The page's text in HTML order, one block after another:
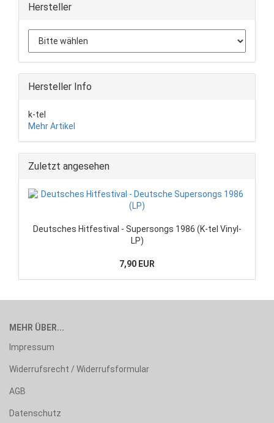
Hersteller
Hersteller Info
k-tel
Mehr Artikel
Zuletzt angesehen
Deutsches Hitfestival - Supersongs 1986 (K-tel Vinyl-
LP)
7,90 EUR
MEHR ÜBER...
Impressum
Widerrufsrecht / Widerrufsformular
AGB
Datenschutz